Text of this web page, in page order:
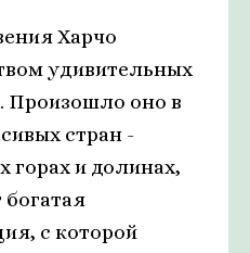
Харчо
удивительных
Произошло оно в
стран -
горах и долинах,
с которой